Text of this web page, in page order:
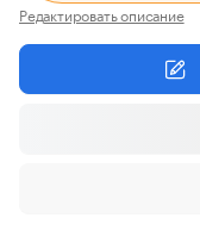
Редактировать описание